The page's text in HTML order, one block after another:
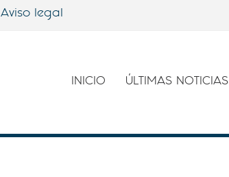
Aviso legal
INICIO ÚLTIMAS NOTICIAS